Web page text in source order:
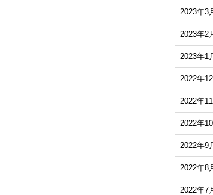
2023年3
2023年2
2023年1
2022年
2022年
2022年
2022年9
2022年8
2022年7